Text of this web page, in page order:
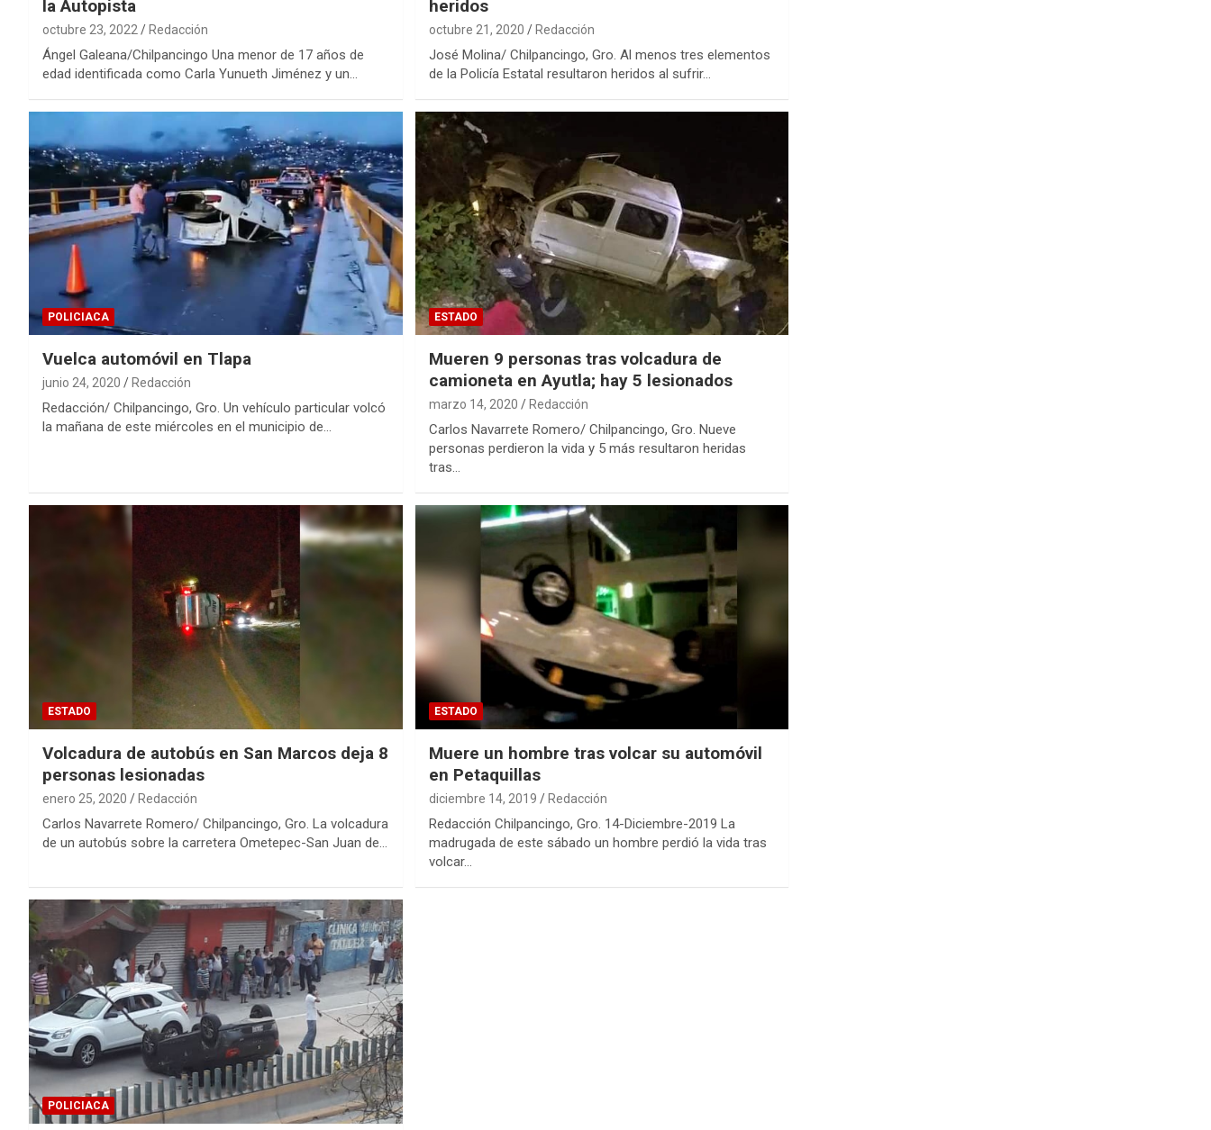
la Autopista
octubre 23, 2022 Redacción
Ángel Galeana/Chilpancingo Una menor de 17 años de
edad identificada como Carla Yunueth Jiménez y un…
heridos
octubre 21, 2020 Redacción
José Molina/ Chilpancingo, Gro. Al menos tres elementos
de la Policía Estatal resultaron heridos al sufrir…
POLICIACA
Vuelca automóvil en Tlapa
junio 24, 2020 Redacción
Redacción/ Chilpancingo, Gro. Un vehículo particular volcó
la mañana de este miércoles en el municipio de…
ESTADO
Mueren 9 personas tras volcadura de
camioneta en Ayutla; hay 5 lesionados
marzo 14, 2020 Redacción
Carlos Navarrete Romero/ Chilpancingo, Gro. Nueve
personas perdieron la vida y 5 más resultaron heridas
tras…
ESTADO
Volcadura de autobús en San Marcos deja 8
personas lesionadas
enero 25, 2020 Redacción
Carlos Navarrete Romero/ Chilpancingo, Gro. La volcadura
de un autobús sobre la carretera Ometepec-San Juan de…
ESTADO
Muere un hombre tras volcar su automóvil
en Petaquillas
diciembre 14, 2019 Redacción
Redacción Chilpancingo, Gro. 14-Diciembre-2019 La
madrugada de este sábado un hombre perdió la vida tras
volcar…
POLICIACA